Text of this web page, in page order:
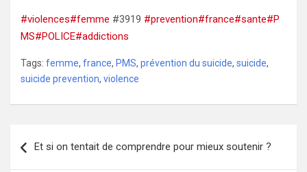
#violences#femme #3919 #prevention#france#sante#P
MS#POLICE#addictions
Tags: femme, france, PMS, prévention du suicide, suicide,
suicide prevention, violence
de
Et si on tentait de comprendre pour mieux soutenir ?